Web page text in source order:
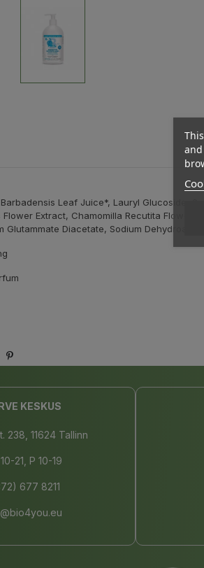
Leaf Juice*, Lauryl Glucoside,
Extract, Chamomilla Recutita Flower
Glutammate Diacetate, Sodium
KESKUS
238, 11624 Tallinn
21, P 10-19
677 8211